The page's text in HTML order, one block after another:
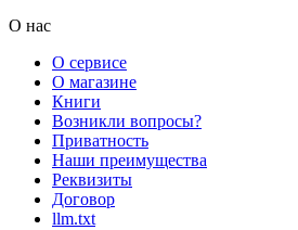
О нас
О сервисе
О магазине
Книги
Возникли вопросы?
Приватность
Наши преимущества
Реквизиты
Договор
llm.txt